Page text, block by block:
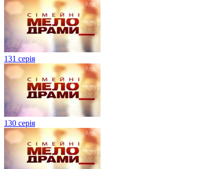
131 серія
130 серія